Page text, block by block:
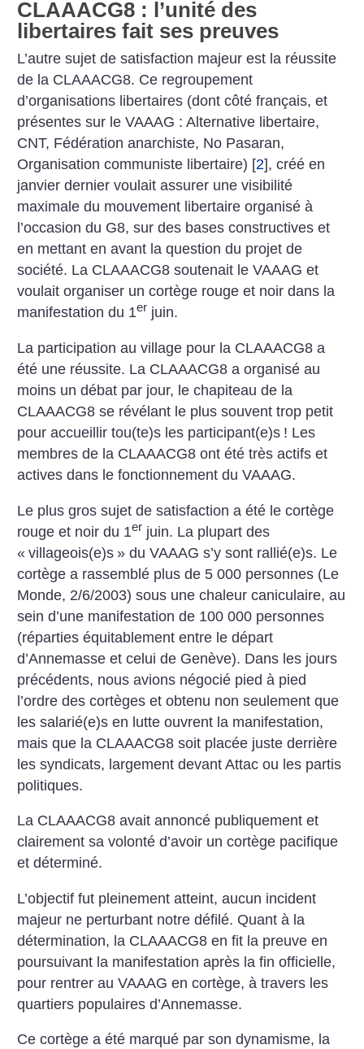
CLAAACG8 : l’unité des
libertaires fait ses preuves
L’autre sujet de satisfaction majeur est la réussite
de la CLAAACG8. Ce regroupement
d’organisations libertaires (dont côté français, et
présentes sur le VAAAG : Alternative libertaire,
CNT, Fédération anarchiste, No Pasaran,
Organisation communiste libertaire) [2], créé en
janvier dernier voulait assurer une visibilité
maximale du mouvement libertaire organisé à
l’occasion du G8, sur des bases constructives et
en mettant en avant la question du projet de
société. La CLAAACG8 soutenait le VAAAG et
voulait organiser un cortège rouge et noir dans la
manifestation du 1er juin.
La participation au village pour la CLAAACG8 a
été une réussite. La CLAAACG8 a organisé au
moins un débat par jour, le chapiteau de la
CLAAACG8 se révélant le plus souvent trop petit
pour accueillir tou(te)s les participant(e)s ! Les
membres de la CLAAACG8 ont été très actifs et
actives dans le fonctionnement du VAAAG.
Le plus gros sujet de satisfaction a été le cortège
rouge et noir du 1er juin. La plupart des
« villageois(e)s » du VAAAG s’y sont rallié(e)s. Le
cortège a rassemblé plus de 5 000 personnes (Le
Monde, 2/6/2003) sous une chaleur caniculaire, au
sein d’une manifestation de 100 000 personnes
(réparties équitablement entre le départ
d’Annemasse et celui de Genève). Dans les jours
précédents, nous avions négocié pied à pied
l’ordre des cortèges et obtenu non seulement que
les salarié(e)s en lutte ouvrent la manifestation,
mais que la CLAAACG8 soit placée juste derrière
les syndicats, largement devant Attac ou les partis
politiques.
La CLAAACG8 avait annoncé publiquement et
clairement sa volonté d’avoir un cortège pacifique
et déterminé.
L’objectif fut pleinement atteint, aucun incident
majeur ne perturbant notre défilé. Quant à la
détermination, la CLAAACG8 en fit la preuve en
poursuivant la manifestation après la fin officielle,
pour rentrer au VAAAG en cortège, à travers les
quartiers populaires d’Annemasse.
Ce cortège a été marqué par son dynamisme, la